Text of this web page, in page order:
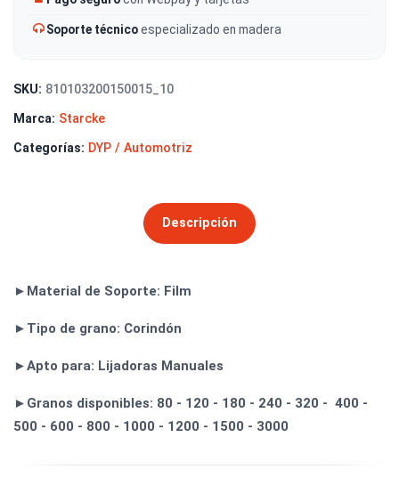
Soporte técnicoespecializado en madera
SKU: 810103200150015_10
Marca: Starcke
Categorías: DYP / Automotriz
Descripción
►Material de Soporte: Film
►Tipo de grano: Corindón
►Apto para: Lijadoras Manuales
►Granos disponibles: 80 - 120 - 180 - 240 - 320 - 400 -
500 - 600 - 800 - 1000 - 1200 - 1500 - 3000